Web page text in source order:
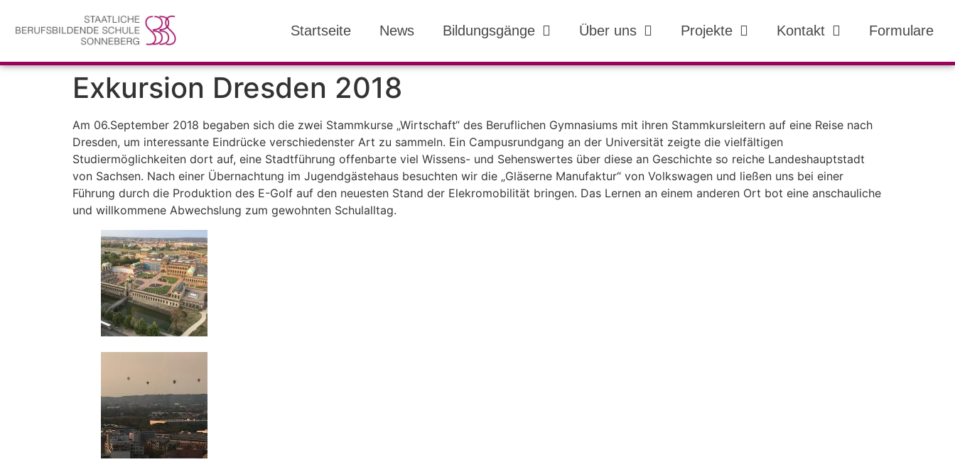
Startseite News Bildungsgänge Über uns Projekte Kontakt Formulare
Exkursion Dresden 2018
Am 06.September 2018 begaben sich die zwei Stammkurse „Wirtschaft“ des Beruflichen Gymnasiums mit ihren Stammkursleitern auf eine Reise nach
Dresden, um interessante Eindrücke verschiedenster Art zu sammeln. Ein Campusrundgang an der Universität zeigte die vielfältigen
Studiermöglichkeiten dort auf, eine Stadtführung offenbarte viel Wissens- und Sehenswertes über diese an Geschichte so reiche Landeshauptstadt
von Sachsen. Nach einer Übernachtung im Jugendgästehaus besuchten wir die „Gläserne Manufaktur“ von Volkswagen und ließen uns bei einer
Führung durch die Produktion des E-Golf auf den neuesten Stand der Elekromobilität bringen. Das Lernen an einem anderen Ort bot eine anschauliche
und willkommene Abwechslung zum gewohnten Schulalltag.